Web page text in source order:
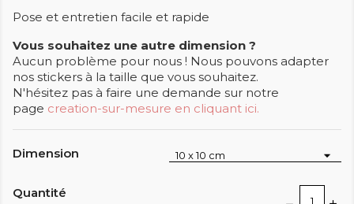
Pose et entretien facile et rapide
Vous souhaitez une autre dimension ?
Aucun problème pour nous ! Nous pouvons adapter
nos stickers à la taille que vous souhaitez.
N'hésitez pas à faire une demande sur notre
page creation-sur-mesure en cliquant ici.
Dimension
Quantité